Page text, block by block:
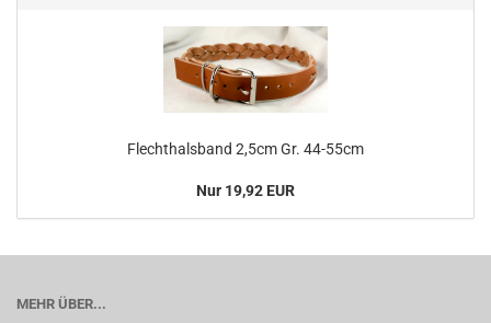
Flechthalsband 2,5cm Gr. 44-55cm
Nur 19,92 EUR
MEHR ÜBER...